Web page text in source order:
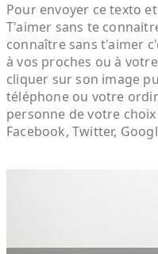
Pour envoyer ce texto
T'aimer sans te
connaître sans t'aimer
à vos proches ou à
cliquer sur son image
téléphone ou votre
personne de votre
Facebook, Twitter,